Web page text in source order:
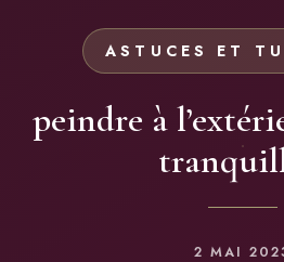
ASTUCES ET
peindre à
2 MAI